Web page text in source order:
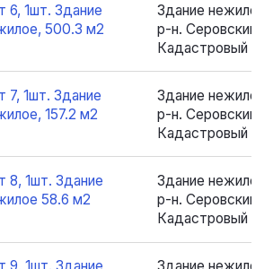
6, 1шт. Здание
500.3 м2
Здание нежилое
р-н. Серовский,
Кадастровый
7, 1шт. Здание
157.2 м2
Здание нежилое
р-н. Серовский,
Кадастровый
8, 1шт. Здание
58.6 м2
Здание нежилое
р-н. Серовский,
Кадастровый